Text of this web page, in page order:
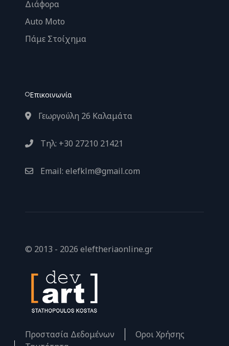
Διάφορα
Auto Moto
Πάμε Στοίχημα
Επικοινωνία
Γεωργούλη 26 Καλαμάτα
Τηλ: +30 27210 21421
Email: elefklm@gmail.com
© 2013 - 2026 eleftheriaonline.gr
Προστασία Δεδομένων
Οροι Χρήσης